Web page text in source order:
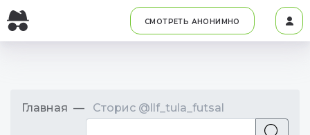
СМОТРЕТЬ АНОНИМНО
Главная Сторис @llf_tula_futsal